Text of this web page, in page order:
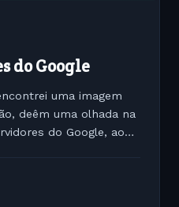
do Google
uma imagem
deêm uma olhada na
do Google, ao